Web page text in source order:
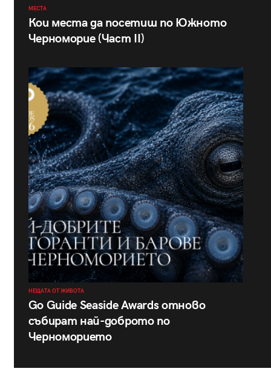
МЕСТА
Кои места да посетиш по Южното
Черноморие (Част II)
НЕЩАТА ОТ ЖИВОТА
Go Guide Seaside Awards отново
събират най-доброто по
Черноморието